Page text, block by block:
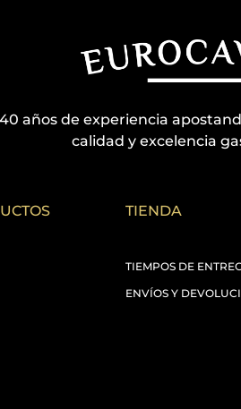
40 años de experiencia
calidad y excelencia
TIENDA
TIEMPOS DE
ENVÍOS Y